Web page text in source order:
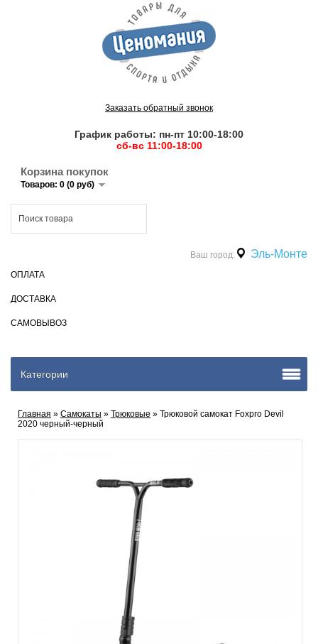
Заказать обратный звонок
График работы: пн-пт 10:00-18:00
сб-вс 11:00-18:00
Корзина покупок
Товаров: 0 (0 руб)
Ваш город: Эль-Монте
ОПЛАТА
ДОСТАВКА
САМОВЫВОЗ
Категории
Главная » Самокаты » Трюковые » Трюковой самокат Foxpro Devil
2020 черный-черный